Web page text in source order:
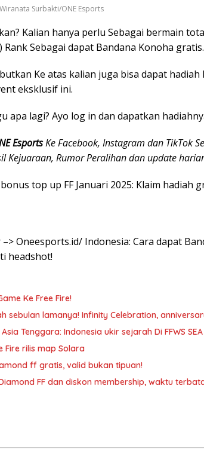
Surbakti/ONE Esports
Kalian hanya perlu Sebagai bermain
Rank Sebagai dapat Bandana Konoha gratis.
Ke atas kalian juga bisa dapat
eksklusif ini.
apa lagi? Ayo log in dan dapatkan
EsportsKe Facebook, Instagram dan TikTok
Kejuaraan, Rumor Peralihan dan update
top up FF Januari 2025: Klaim hadiah
Oneesports.id/ Indonesia: Cara dapat
headshot!
Ke Free Fire!
sebulan lamanya! Infinity Celebration,
Tenggara: Indonesia ukir sejarah Di FFWS
Fire rilis map Solara
ff gratis, valid bukan tipuan!
FF dan diskon membership, waktu